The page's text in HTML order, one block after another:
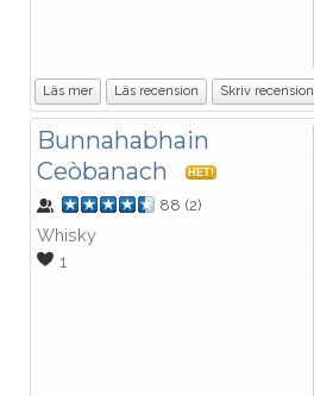
Läs mer Läs recension Skriv recension
Bunnahabhain
Ceòbanach
HET!
88 (2)
Whisky
1